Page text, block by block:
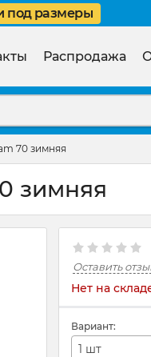
под размеры
Распродажа
70 зимняя
зимняя
Оставить
Нет на
Вариант:
1 шт